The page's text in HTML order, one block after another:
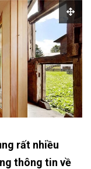
rất nhiều
thông tin về